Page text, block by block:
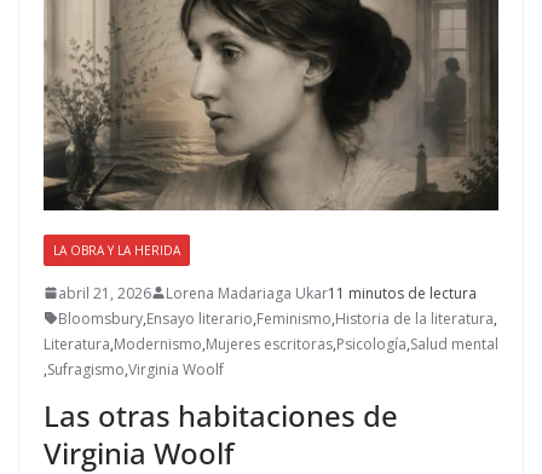
LA OBRA Y LA HERIDA
abril 21, 2026 Lorena Madariaga Ukar11 minutos de lectura
Bloomsbury,Ensayo literario,Feminismo,Historia de la literatura,
Literatura,Modernismo,Mujeres escritoras,Psicología,Salud mental
,Sufragismo,Virginia Woolf
Las otras habitaciones de
Virginia Woolf